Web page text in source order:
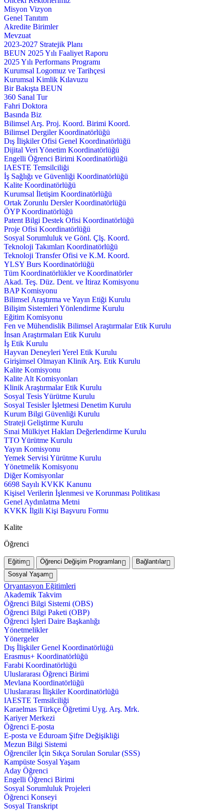
Misyon Vizyon
Genel Tanıtım
Akredite Birimler
Mevzuat
2023-2027 Stratejik Planı
BEUN 2025 Yılı Faaliyet Raporu
2025 Yılı Performans Programı
Kurumsal Logomuz ve Tarihçesi
Kurumsal Kimlik Kılavuzu
Bir Bakışta BEUN
360 Sanal Tur
Fahri Doktora
Basında Biz
Bilimsel Arş. Proj. Koord. Birimi Koord.
Bilimsel Dergiler Koordinatörlüğü
Dış İlişkiler Ofisi Genel Koordinatörlüğü
Dijital Veri Yönetim Koordinatörlüğü
Engelli Öğrenci Birimi Koordinatörlüğü
IAESTE Temsilciliği
İş Sağlığı ve Güvenliği Koordinatörlüğü
Kalite Koordinatörlüğü
Kurumsal İletişim Koordinatörlüğü
Ortak Zorunlu Dersler Koordinatörlüğü
ÖYP Koordinatörlüğü
Patent Bilgi Destek Ofisi Koordinatörlüğü
Proje Ofisi Koordinatörlüğü
Sosyal Sorumluluk ve Gönl. Çlş. Koord.
Teknoloji Takımları Koordinatörlüğü
Teknoloji Transfer Ofisi ve K.M. Koord.
YLSY Burs Koordinatörlüğü
Tüm Koordinatörlükler ve Koordinatörler
Akad. Teş. Düz. Dent. ve İtiraz Komisyonu
BAP Komisyonu
Bilimsel Araştırma ve Yayın Etiği Kurulu
Bilişim Sistemleri Yönlendirme Kurulu
Eğitim Komisyonu
Fen ve Mühendislik Bilimsel Araştırmalar Etik Kurulu
İnsan Araştırmaları Etik Kurulu
İş Etik Kurulu
Hayvan Deneyleri Yerel Etik Kurulu
Girişimsel Olmayan Klinik Arş. Etik Kurulu
Kalite Komisyonu
Kalite Alt Komisyonları
Klinik Araştırmalar Etik Kurulu
Sosyal Tesis Yürütme Kurulu
Sosyal Tesisler İşletmesi Denetim Kurulu
Kurum Bilgi Güvenliği Kurulu
Strateji Geliştirme Kurulu
Sınai Mülkiyet Hakları Değerlendirme Kurulu
TTO Yürütme Kurulu
Yayın Komisyonu
Yemek Servisi Yürütme Kurulu
Yönetmelik Komisyonu
Diğer Komisyonlar
6698 Sayılı KVKK Kanunu
Kişisel Verilerin İşlenmesi ve Korunması Politikası
Genel Aydınlatma Metni
KVKK İlgili Kişi Başvuru Formu
Kalite
Öğrenci
Eğitim Öğrenci Değişim Programları
Bağlantılar
Sosyal Yaşam
Oryantasyon Eğitimleri
Akademik Takvim
Öğrenci Bilgi Sistemi (OBS)
Öğrenci Bilgi Paketi (OBP)
Öğrenci İşleri Daire Başkanlığı
Yönetmelikler
Yönergeler
Dış İlişkiler Genel Koordinatörlüğü
Erasmus+ Koordinatörlüğü
Farabi Koordinatörlüğü
Uluslararası Öğrenci Birimi
Mevlana Koordinatörlüğü
Uluslararası İlişkiler Koordinatörlüğü
IAESTE Temsilciliği
Karaelmas Türkçe Öğretimi Uyg. Arş. Mrk.
Kariyer Merkezi
Öğrenci E-posta
E-posta ve Eduroam Şifre Değişikliği
Mezun Bilgi Sistemi
Öğrenciler İçin Sıkça Sorulan Sorular (SSS)
Kampüste Sosyal Yaşam
Aday Öğrenci
Engelli Öğrenci Birimi
Sosyal Sorumluluk Projeleri
Öğrenci Konseyi
Sosyal Transkript